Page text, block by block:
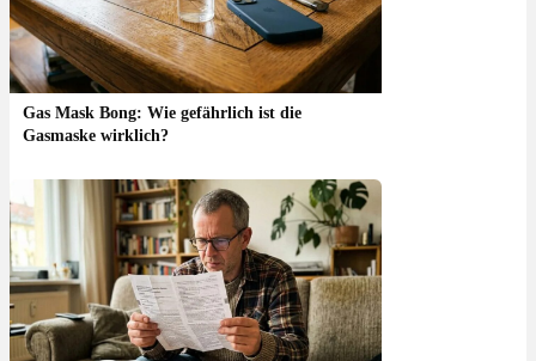
Gas Mask Bong: Wie gefährlich ist die
Gasmaske wirklich?